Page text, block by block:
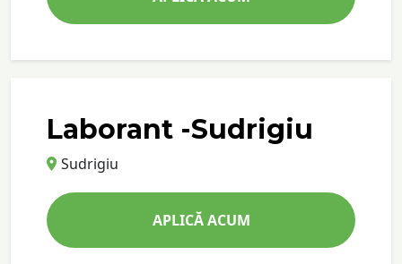
Laborant -Sudrigiu
Sudrigiu
APLICĂ ACUM